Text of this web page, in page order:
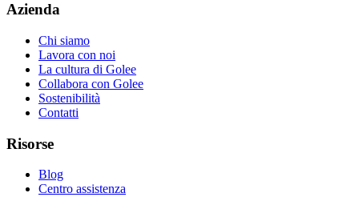
Azienda
Chi siamo
Lavora con noi
La cultura di Golee
Collabora con Golee
Sostenibilità
Contatti
Risorse
Blog
Centro assistenza